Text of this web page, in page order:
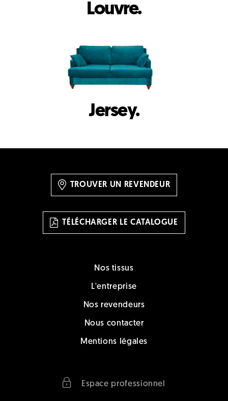
Louvre.
Jersey.
TROUVER UN REVENDEUR
TÉLÉCHARGER LE CATALOGUE
Nos tissus
L'entreprise
Nos revendeurs
Nous contacter
Mentions légales
Espace professionnel